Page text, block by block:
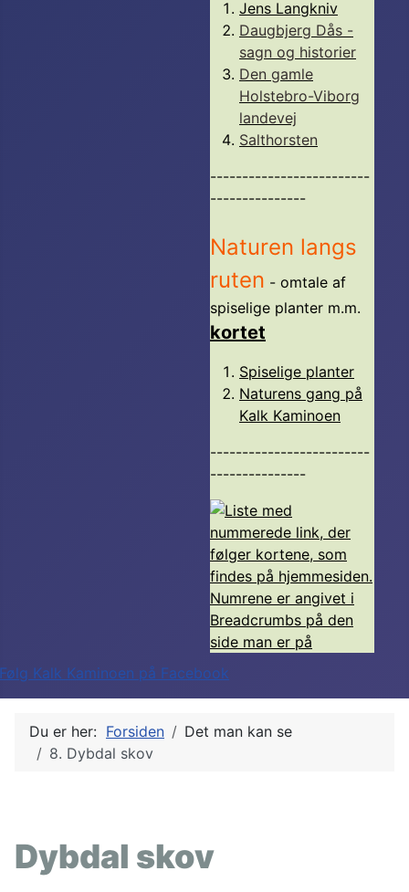
Jens Langkniv
Daugbjerg Dås -
sagn og historier
Den gamle
Holstebro-Viborg
landevej
Salthorsten
-------------------------
---------------
Naturen langs
ruten - omtale af
spiselige planter m.m.
kortet
Spiselige planter
Naturens gang på
Kalk Kaminoen
-------------------------
---------------
Du er her: Forsiden
Det man kan se
8. Dybdal skov
Dybdal skov